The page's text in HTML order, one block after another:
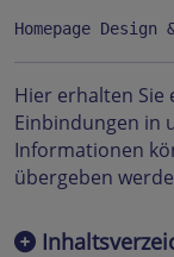
Homepage Design
Hier erhalten
Einbindungen in
Informationen
übergeben